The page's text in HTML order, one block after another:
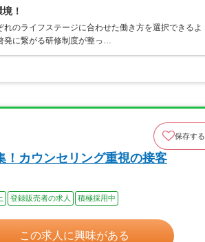
！
のライフステージに合わせた働き方を選択できるよ
発に繋がる研修制度が整っ…
保存する
！カウンセリング重視の接客
登録販売者の求人 積極採用中
この求人に興味がある